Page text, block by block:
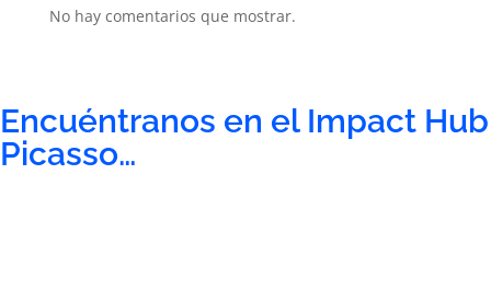
No hay comentarios que mostrar.
Encuéntranos en el Impact Hub
Picasso…